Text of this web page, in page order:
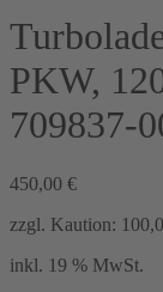
PKW,
709837-
450,00 €
zzgl. Kaution:
inkl. 19 % MwSt.